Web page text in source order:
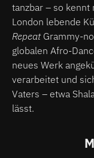
tanzbar – so kennt
London lebende
RepeatGrammy-
globalen Afro-
neues Werk
verarbeitet und
Vaters – etwa
lässt.